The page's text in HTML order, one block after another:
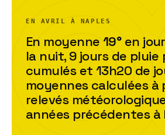
EN AVRIL À NAPLES
En moyenne 19°en
la nuit, 9joursde pluie
cumulés et 13h20 de
moyennes calculées à
relevés
années précédentes à